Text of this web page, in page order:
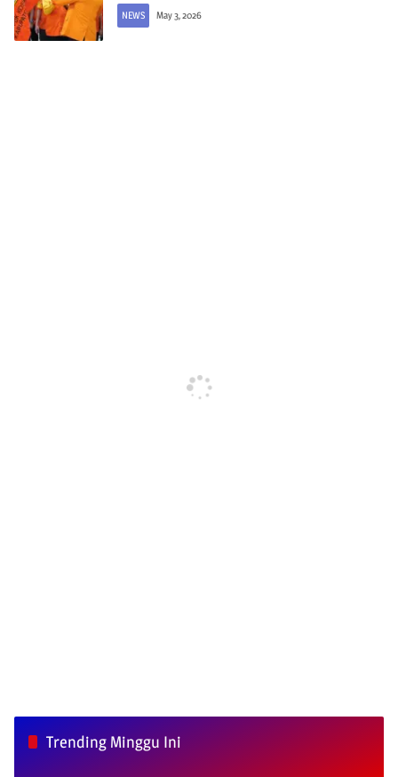
NEWS May 3, 2026
Trending Minggu Ini